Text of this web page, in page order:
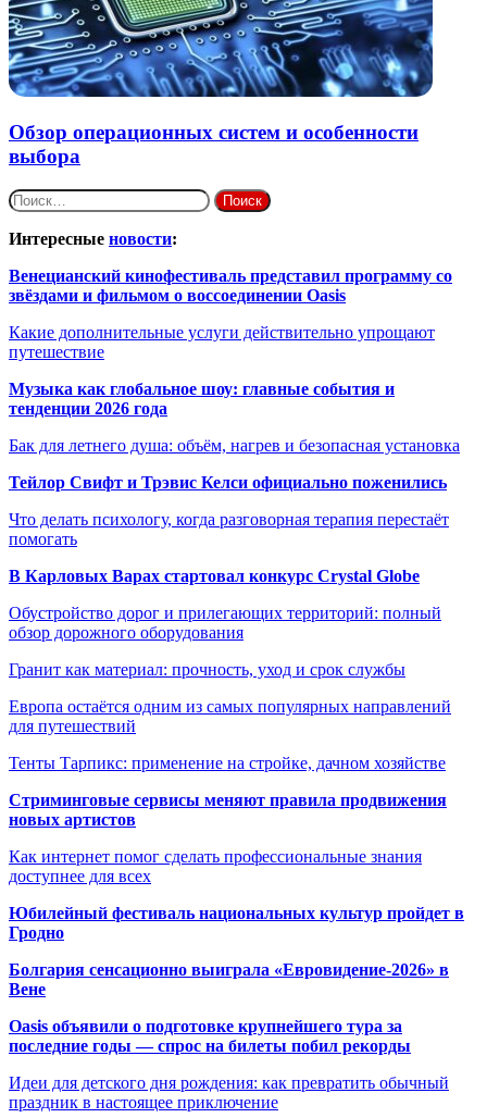
Обзор операционных систем и особенности
выбора
Найти:
Интересные новости:
Венецианский кинофестиваль представил программу со
звёздами и фильмом о воссоединении Oasis
Какие дополнительные услуги действительно упрощают
путешествие
Музыка как глобальное шоу: главные события и
тенденции 2026 года
Бак для летнего душа: объём, нагрев и безопасная установка
Тейлор Свифт и Трэвис Келси официально поженились
Что делать психологу, когда разговорная терапия перестаёт
помогать
В Карловых Варах стартовал конкурс Crystal Globe
Обустройство дорог и прилегающих территорий: полный
обзор дорожного оборудования
Гранит как материал: прочность, уход и срок службы
Европа остаётся одним из самых популярных направлений
для путешествий
Тенты Тарпикс: применение на стройке, дачном хозяйстве
Стриминговые сервисы меняют правила продвижения
новых артистов
Как интернет помог сделать профессиональные знания
доступнее для всех
Юбилейный фестиваль национальных культур пройдет в
Гродно
Болгария сенсационно выиграла «Евровидение-2026» в
Вене
Oasis объявили о подготовке крупнейшего тура за
последние годы — спрос на билеты побил рекорды
Идеи для детского дня рождения: как превратить обычный
праздник в настоящее приключение